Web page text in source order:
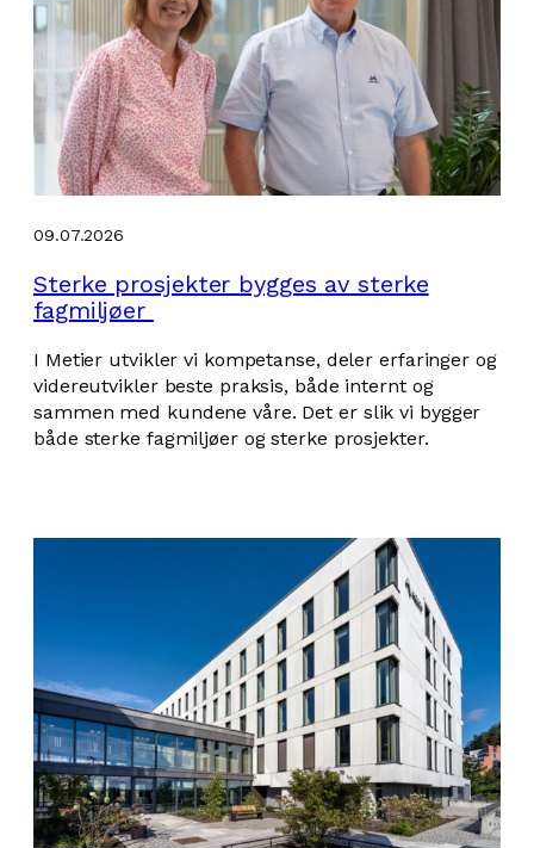
09.07.2026
Sterke prosjekter bygges av sterke
fagmiljøer
I Metier utvikler vi kompetanse, deler erfaringer og
videreutvikler beste praksis, både internt og
sammen med kundene våre. Det er slik vi bygger
både sterke fagmiljøer og sterke prosjekter.